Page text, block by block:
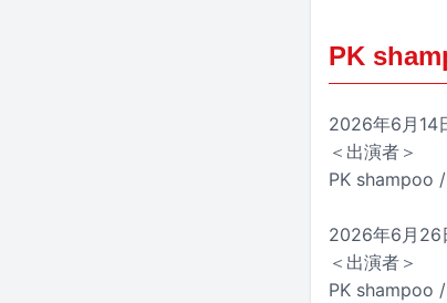
PK
2026年6月14
＜出演者＞
PK shampoo
2026年6月26
＜出演者＞
PK shampoo